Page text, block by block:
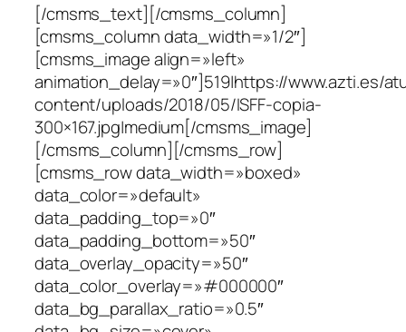
[/cmsms_text][/cmsms_column]
[cmsms_column data_width=»1/2″]
[cmsms_image align=»left»
animation_delay=»0″]519|https://www.azti.es/
content/uploads/2018/05/ISFF-copia-
300×167.jpg|medium[/cmsms_image]
[/cmsms_column][/cmsms_row]
[cmsms_row data_width=»boxed»
data_color=»default»
data_padding_top=»0″
data_padding_bottom=»50″
data_overlay_opacity=»50″
data_color_overlay=»#000000″
data_bg_parallax_ratio=»0.5″